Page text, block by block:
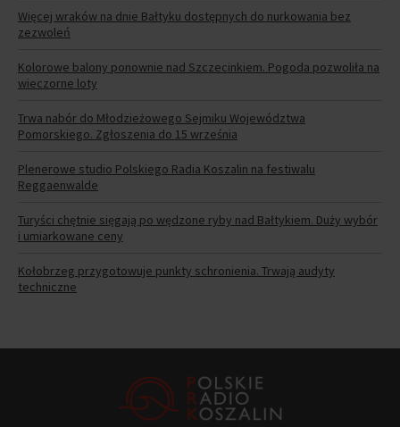
Więcej wraków na dnie Bałtyku dostępnych do nurkowania bez
zezwoleń
Kolorowe balony ponownie nad Szczecinkiem. Pogoda pozwoliła na
wieczorne loty
Trwa nabór do Młodzieżowego Sejmiku Województwa
Pomorskiego. Zgłoszenia do 15 września
Plenerowe studio Polskiego Radia Koszalin na festiwalu
Reggaenwalde
Turyści chętnie sięgają po wędzone ryby nad Bałtykiem. Duży wybór
i umiarkowane ceny
Kołobrzeg przygotowuje punkty schronienia. Trwają audyty
techniczne